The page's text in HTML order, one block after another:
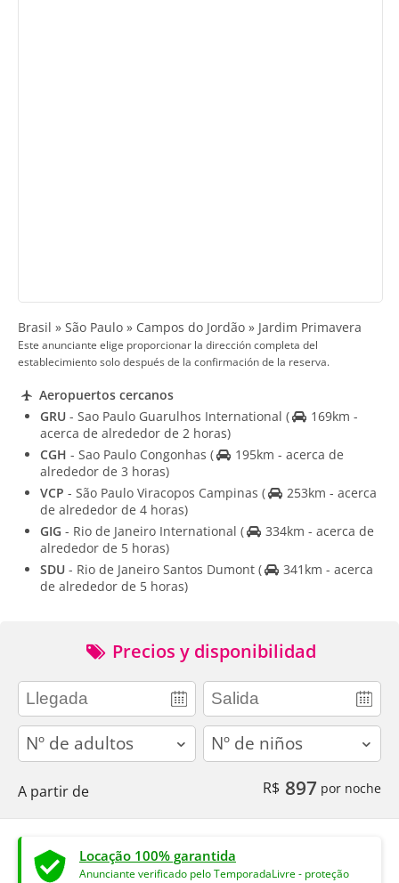
Brasil » São Paulo » Campos do Jordão » Jardim Primavera
Este anunciante elige proporcionar la dirección completa del
establecimiento solo después de la confirmación de la reserva.
Aeropuertos cercanos
GRU - Sao Paulo Guarulhos International (
169km -
acerca de alrededor de 2 horas)
CGH - Sao Paulo Congonhas (
195km - acerca de
alrededor de 3 horas)
VCP - São Paulo Viracopos Campinas (
253km - acerca
de alrededor de 4 horas)
GIG - Rio de Janeiro International (
334km - acerca de
alrededor de 5 horas)
SDU - Rio de Janeiro Santos Dumont (
341km - acerca
de alrededor de 5 horas)
Precios y disponibilidad
adults children
A partir de R$ 897 por noche
Locação 100% garantida
Anunciante verificado pelo TemporadaLivre - proteção